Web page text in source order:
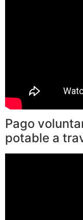
Pago
potable a